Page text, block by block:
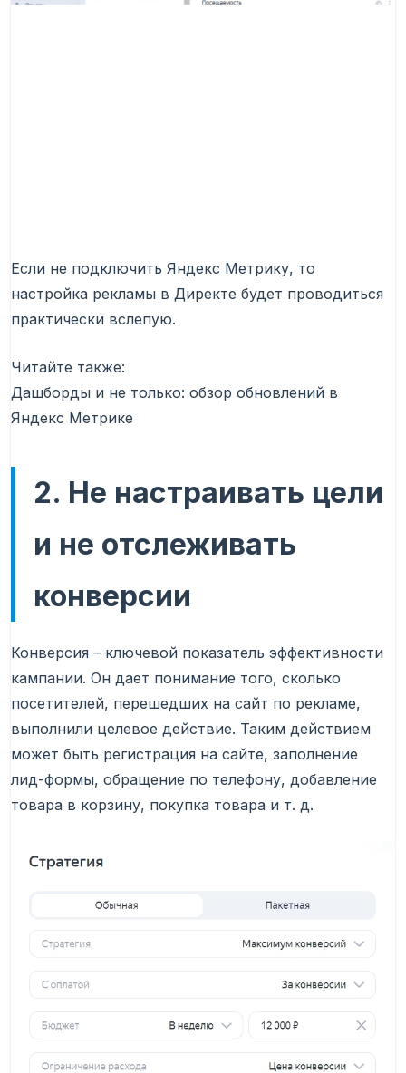
Если не подключить Яндекс Метрику, то
настройка рекламы в Директе будет проводиться
практически вслепую.
Читайте также:
Дашборды и не только: обзор обновлений в
Яндекс Метрике
2. Не настраивать цели
и не отслеживать
конверсии
Конверсия – ключевой показатель эффективности
кампании. Он дает понимание того, сколько
посетителей, перешедших на сайт по рекламе,
выполнили целевое действие. Таким действием
может быть регистрация на сайте, заполнение
лид-формы, обращение по телефону, добавление
товара в корзину, покупка товара и т. д.